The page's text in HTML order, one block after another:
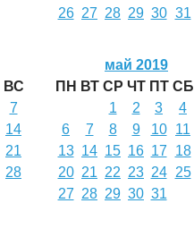
26 27 28 29 30 31
ВС
7
14
21
28
май 2019
ПН ВТ СР ЧТ ПТ СБ
1
2 3 4
6
7 8 9 10 11
13 14 15 16 17 18
20 21 22 23 24 25
27 28 29 30 31